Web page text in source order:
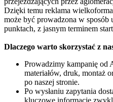
Dzięki temu reklama
może być prowadzona w
punktach, z jasnym terminem
Dlaczego warto skorzystać z
Prowadzimy kampanię od
materiałów, druk, montaż
po naszej stronie.
Po wysłaniu zapytania